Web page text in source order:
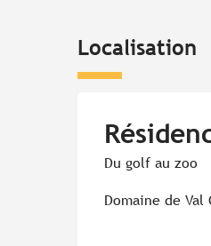
Localisation
Du golf au zoo
Domaine de Val